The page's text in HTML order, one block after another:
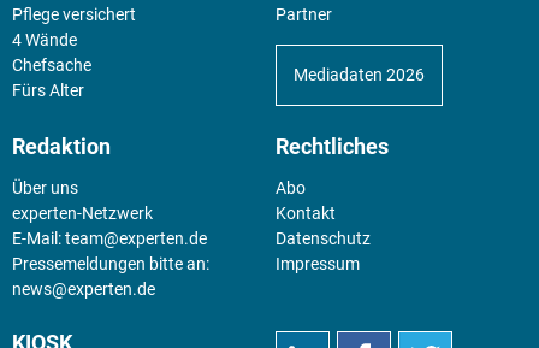
Pflege versichert
4 Wände
Chefsache
Fürs Alter
Partner
Mediadaten 2026
Redaktion
Über uns
experten-Netzwerk
E-Mail:team@experten.de
Pressemeldungen bitte an:
news@experten.de
Rechtliches
Abo
Kontakt
Datenschutz
Impressum
KIOSK